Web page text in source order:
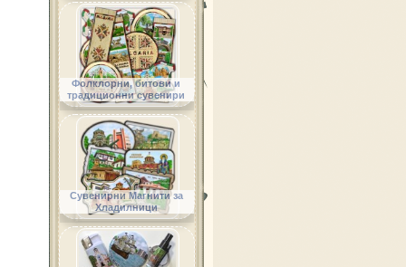
Фолклорни, битови и
традиционни сувенири
Сувенирни Магнити за
Хладилници